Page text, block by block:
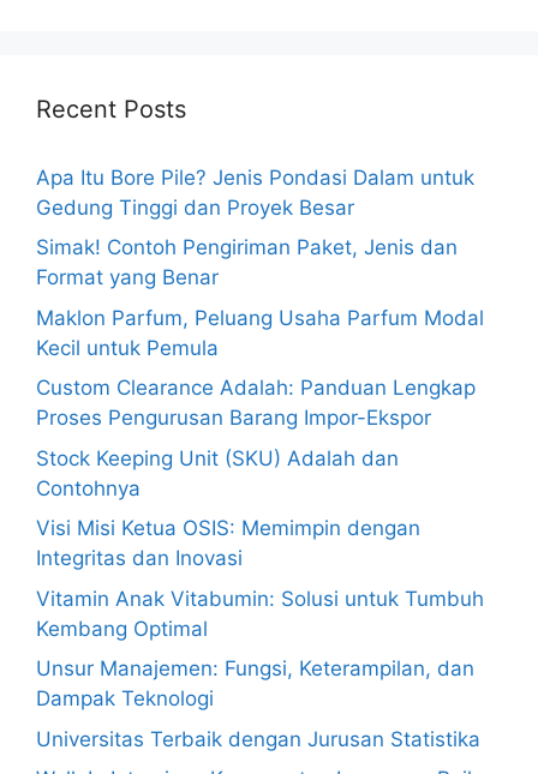
Recent Posts
Apa Itu Bore Pile? Jenis Pondasi Dalam untuk
Gedung Tinggi dan Proyek Besar
Simak! Contoh Pengiriman Paket, Jenis dan
Format yang Benar
Maklon Parfum, Peluang Usaha Parfum Modal
Kecil untuk Pemula
Custom Clearance Adalah: Panduan Lengkap
Proses Pengurusan Barang Impor-Ekspor
Stock Keeping Unit (SKU) Adalah dan
Contohnya
Visi Misi Ketua OSIS: Memimpin dengan
Integritas dan Inovasi
Vitamin Anak Vitabumin: Solusi untuk Tumbuh
Kembang Optimal
Unsur Manajemen: Fungsi, Keterampilan, dan
Dampak Teknologi
Universitas Terbaik dengan Jurusan Statistika